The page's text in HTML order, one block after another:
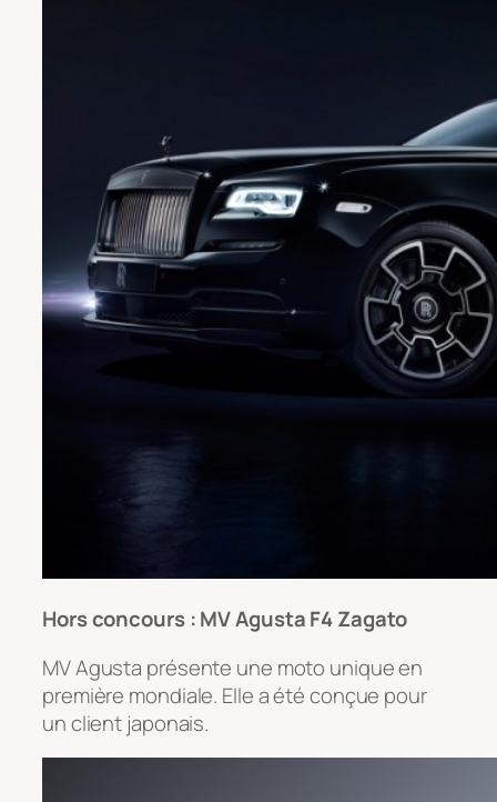
Hors concours : MV Agusta F4 Zagato
MV Agusta présente une moto unique en
première mondiale. Elle a été conçue pour
un client japonais.